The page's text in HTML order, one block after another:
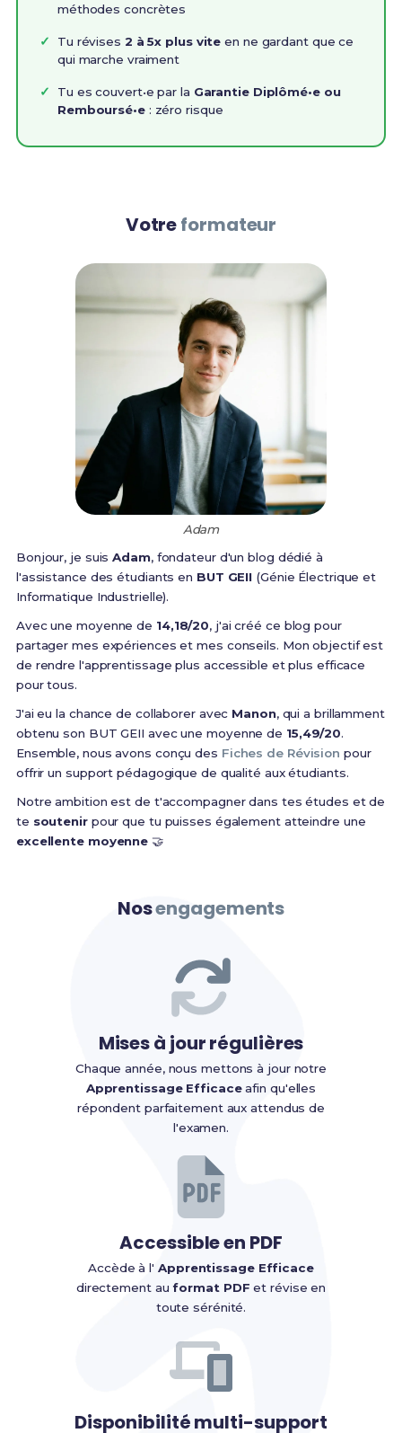
méthodes concrètes
Tu révises 2 à 5x plus vite en ne gardant que ce
qui marche vraiment
Tu es couvert•e par la Garantie Diplômé•e ou
Remboursé•e: zéro risque
Votreformateur
Adam
Bonjour, je suisAdam, fondateur d'un blog dédié à
l'assistance des étudiants en BUT GEII (Génie Électrique et
Informatique Industrielle).
Avec une moyenne de 14,18/20, j'ai créé ce blog pour
partager mes expériences et mes conseils. Mon objectif est
de rendre l'apprentissage plus accessible et plus efficace
pour tous.
J'ai eu la chance de collaborer avec Manon, qui a brillamment
obtenu son BUT GEII avec une moyenne de 15,49/20.
Ensemble, nous avons conçu des Fiches de Révision pour
offrir un support pédagogique de qualité aux étudiants.
Notre ambition est de t'accompagner dans tes études et de
te soutenirpour que tu puisses également atteindre une
excellente moyenne 🤝
Nosengagements
Mises à jour régulières
Chaque année, nous mettons à jour notre
Apprentissage Efficaceafin qu'elles
répondent parfaitement aux attendus de
l'examen.
Accessible en PDF
Accède à l' Apprentissage Efficace
directement auformat PDF et révise en
toute sérénité.
Disponibilité multi-support